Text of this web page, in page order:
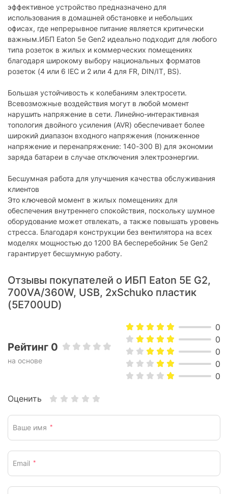
напряжение АКБ:
Выходные розетки
Количество выходных
розеток:
2
Количество Euro-
розеток (Schuko):
2
Защита
Защита от перегрузки: есть
Дополнительно
Наличие USB-порта: есть
Физические характеристики
Материал корпуса:
Габариты (ШхВхГ):
100х148х288 мм
Вес:
4.86 кг
Цвет:
черный
производителем без уведомления.
эффективное устройство предназначено для
использования в домашней обстановке и небольших
офисах, где непрерывное питание является критически
важным.ИБП Eaton 5e Gen2 идеально подходит для любого
типа розеток в жилых и коммерческих помещениях
благодаря широкому выбору национальных форматов
розеток (4 или 6 IEC и 2 или 4 для FR, DIN/IT, BS).
Большая устойчивость к колебаниям электросети.
Всевозможные воздействия могут в любой момент
нарушить напряжение в сети. Линейно-интерактивная
топология двойного усиления (AVR) обеспечивает более
широкий диапазон входного напряжения (пониженное
напряжение и перенапряжение: 140-300 В) для экономии
заряда батареи в случае отключения электроэнергии.
Бесшумная работа для улучшения качества обслуживания
клиентов
Это ключевой момент в жилых помещениях для
обеспечения внутреннего спокойствия, поскольку шумное
оборудование может отвлекать, а также повышать уровень
стресса. Благодаря конструкции без вентилятора на всех
моделях мощностью до 1200 ВА бесперебойник 5e Gen2
гарантирует бесшумную работу.
Отзывы покупателей о ИБП Eaton 5E G2,
700VA/360W, USB, 2xSchuko пластик
(5E700UD)
Рейтинг 0
на основе
0
0
0
0
0
Оценить
Ваше имя *
Email *